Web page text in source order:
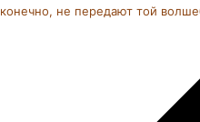
конечно, не передают той